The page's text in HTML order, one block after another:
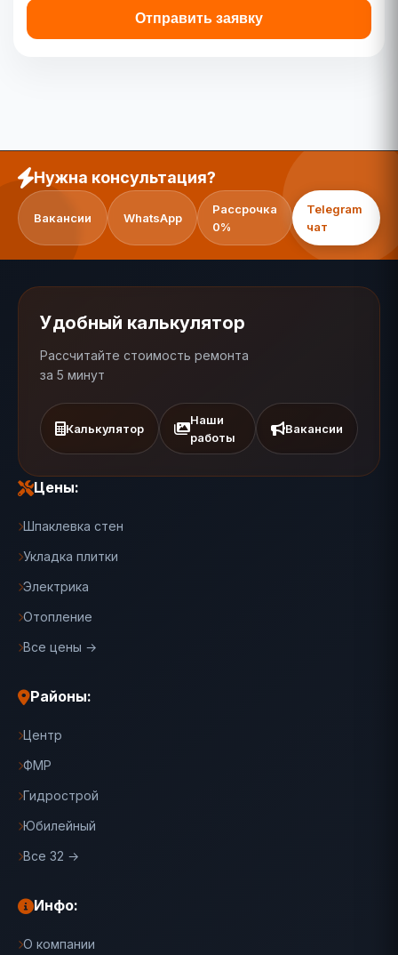
Отправить заявку
Нужна консультация?
Вакансии WhatsApp
Рассрочка
0%
Telegram
чат
Удобный калькулятор
Рассчитайте стоимость ремонта
за 5 минут
Калькулятор
Наши
работы
Вакансии
Цены:
Шпаклевка стен
Укладка плитки
Электрика
Отопление
Все цены →
Районы:
Центр
ФМР
Гидрострой
Юбилейный
Все 32 →
Инфо:
О компании